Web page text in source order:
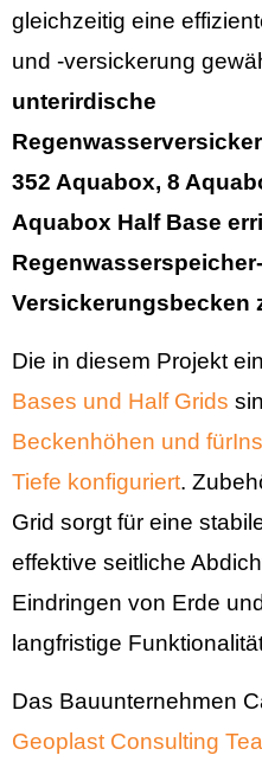
gleichzeitig eine
und -versickerung
unterirdische
352 Aquabox, 8
Aquabox Half Base
Versickerungsbecken
Die in diesem Projekt
Bases und Half Grids
Beckenhöhen und
Tiefe konfiguriert.
Grid sorgt für eine
effektive seitliche
Eindringen von Erde
langfristige
Das Bauunternehmen
Geoplast Consulting